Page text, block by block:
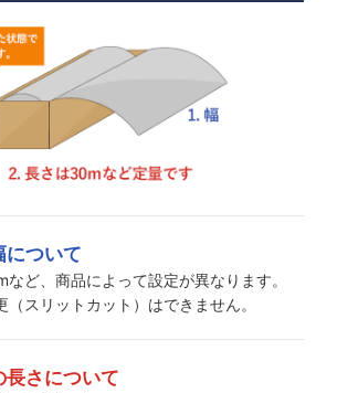
について
ど、商品によって設定が異なります。
スリットカット）はできません。
長さについて